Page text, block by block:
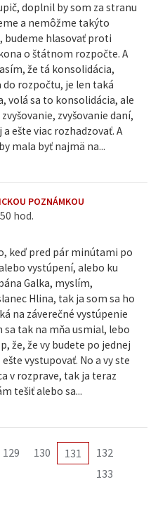
doplnil by som za stranu
a nemôžme takýto
hlasovať proti
o štátnom rozpočte. A
že tá konsolidácia,
rozpočtu, je len taká
volá sa to konsolidácia, ale
zvyšovanie daní,
ešte viac rozhadzovať. A
mala byť najmä na...
POZNÁMKOU
hod.
keď pred pár minútami po
vystúpení, alebo ku
Galka, myslím,
Hlina, tak ja som sa ho
na záverečné vystúpenie
tak na mňa usmial, lebo
že, že vy budete po jednej
vystupovať. No a vy ste
v rozprave, tak ja teraz
tešiť alebo sa...
129 130 131
132
133